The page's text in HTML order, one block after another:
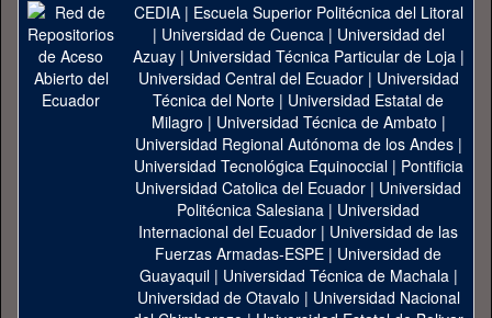
CEDIA| Escuela Superior Politécnica del Litoral
| Universidad de Cuenca| Universidad del
Azuay| Universidad Técnica Particular de Loja|
Universidad Central del Ecuador| Universidad
Técnica del Norte | Universidad Estatal de
Milagro | Universidad Técnica de Ambato |
Universidad Regional Autónoma de los Andes|
Universidad Tecnológica Equinoccial| Pontificia
Universidad Catolica del Ecuador | Universidad
Politécnica Salesiana | Universidad
Internacional del Ecuador | Universidad de las
Fuerzas Armadas-ESPE | Universidad de
Guayaquil| Universidad Técnica de Machala|
Universidad de Otavalo | Universidad Nacional